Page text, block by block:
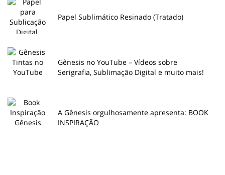
Papel Sublimático Resinado (Tratado)
Gênesis no YouTube – Vídeos sobre
Serigrafia, Sublimação Digital e muito mais!
A Gênesis orgulhosamente apresenta: BOOK
INSPIRAÇÃO